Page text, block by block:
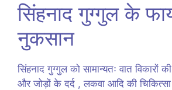
सिंहनाद गुग्गुल के
नुकसान
सिंहनाद गुग्गुल को सामान्यतः वात विकारों
और जोड़ों के दर्द , लकवा आदि की चिकित्सा